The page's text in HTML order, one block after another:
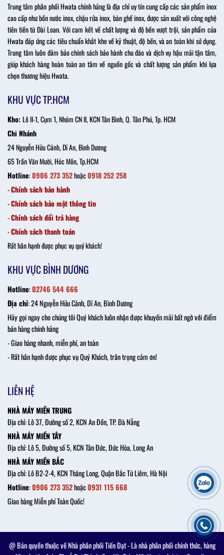
Trung tâm phân phối Hwata chính hãng là địa chỉ uy tín cung cấp các sản phẩm inox
cao cấp như bồn nước inox, chậu rửa inox, bàn ghế inox, được sản xuất với công nghệ
tiên tiến từ Đài Loan. Với cam kết về chất lượng và độ bền vượt trội, sản phẩm của
Hwata đáp ứng các tiêu chuẩn khắt khe về kỹ thuật, độ bền, và an toàn khi sử dụng.
Trung tâm luôn đảm bảo chính sách bảo hành chu đáo và dịch vụ hậu mãi tận tâm,
giúp khách hàng hoàn toàn an tâm về nguồn gốc và chất lượng sản phẩm khi lựa
chọn thương hiệu Hwata.
KHU VỰC TP.HCM
Kho: Lô II-1, Cụm 1, Nhóm CN II, KCN Tân Bình, Q. Tân Phú, Tp. HCM
Chi Nhánh
24 Nguyễn Hữu Cảnh, Dĩ An, Bình Dương
65 Trần Văn Mười, Hóc Môn, Tp.HCM
Hotline:0906 273 352hoặc0918 252 258
-Chính sách bảo hành
-Chính sách bảo mật thông tin
-Chính sách đổi trả hàng
-Chính sách thanh toán
Rất hân hạnh được phục vụ quý khách!
KHU VỰC BÌNH DƯƠNG
Hotline:02746 544 666
Địa chỉ: 24 Nguyễn Hữu Cảnh, Dĩ An, Bình Dương
Hãy gọi ngay cho chúng tôi Quý khách luôn nhận được khuyến mãi bất ngờ với điểm
bán hàng chính hãng
- Giao hàng nhanh, miễn phí, an toàn
- Rất hân hạnh được phục vụ Quý Khách, trân trọng cảm ơn!
LIÊN HỆ
NHÀ MÁY MIỀN TRUNG
Địa chỉ: Lô 37, Đường số 2, KCN An Đồn, TP. Đà Nẵng
NHÀ MÁY MIỀN TÂY
Địa chỉ: Lô 5, Đường số 5, KCN Tân Đức, Đức Hòa, Long An
NHÀ MÁY MIỀN BẮC
Địa chỉ: Lô B2-2-4, KCN Thăng Long, Quận Bắc Từ Liêm, Hà Nội
Hotline:0906 273 352hoặc0931 115 668
Giao hàng Miễn phí Toàn Quốc!
@ Bản quyền thuộc về Nhà phân phối Tiến Đạt - Là nhà phân phối chính thức, hàng